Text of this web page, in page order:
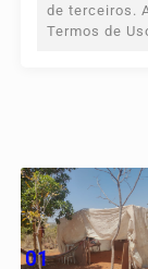
de terceiros.
Termos de
01